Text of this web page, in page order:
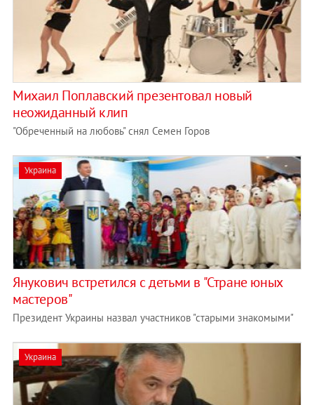
Михаил Поплавский презентовал новый
неожиданный клип
"Обреченный на любовь" снял Семен Горов
Украина
Янукович встретился с детьми в "Стране юных
мастеров"
Президент Украины назвал участников "старыми знакомыми"
Украина